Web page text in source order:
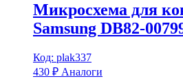
Микросхема для
Samsung DB82-
Код: plak337
430 ₽ Аналоги